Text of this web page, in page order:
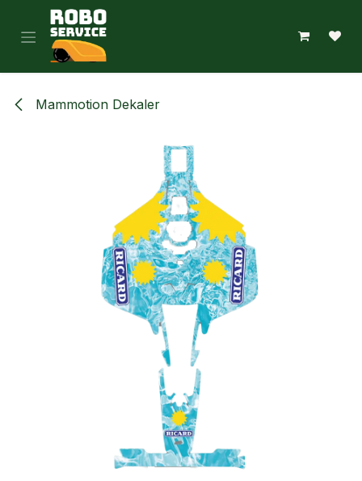
Hoppa till innehåll
Mammotion Dekaler